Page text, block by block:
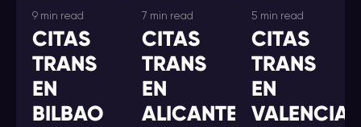
9 min read
CITAS
TRANS
EN
BILBAO
7 min read
CITAS
TRANS
EN
ALICANTE
5 min read
CITAS
TRANS
EN
VALENCIA